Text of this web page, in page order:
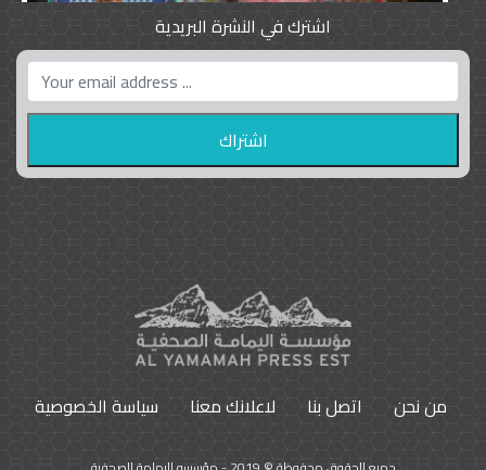
واشنطن بوست واللوبي المزدوج
9792
اشترك في النشرة البريدية
من نحن اتصل بنا لاعلانك معنا سياسة الخصوصية